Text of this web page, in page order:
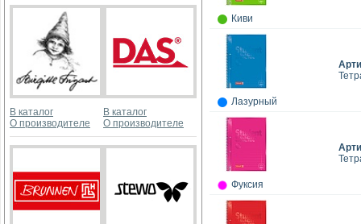
В каталог
О производителе
В каталог
О производителе
Киви
Лазурный
Фуксия